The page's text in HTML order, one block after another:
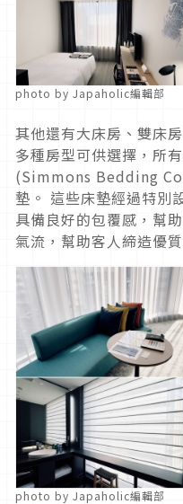
photo by Japaholic編輯部
其他還有大床房、雙床
多種房型可供選擇，所
(Simmons Bedding
墊。 這些床墊經過特別
具備良好的包覆感，幫
氣流，幫助客人締造優
photo by Japaholic編輯部